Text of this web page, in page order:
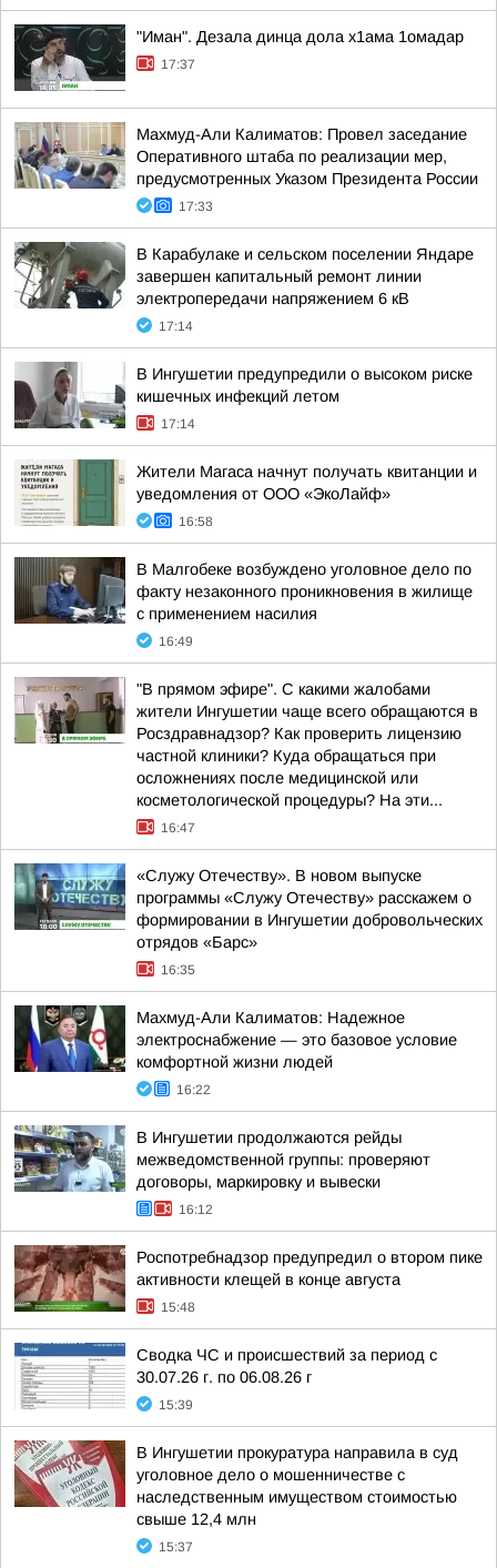
"Иман". Дезала динца дола х1ама 1омадар
17:37
Махмуд-Али Калиматов: Провел заседание
Оперативного штаба по реализации мер,
предусмотренных Указом Президента России
17:33
В Карабулаке и сельском поселении Яндаре
завершен капитальный ремонт линии
электропередачи напряжением 6 кВ
17:14
В Ингушетии предупредили о высоком риске
кишечных инфекций летом
17:14
Жители Магаса начнут получать квитанции и
уведомления от ООО «ЭкоЛайф»
16:58
В Малгобеке возбуждено уголовное дело по
факту незаконного проникновения в жилище
с применением насилия
16:49
"В прямом эфире". С какими жалобами
жители Ингушетии чаще всего обращаются в
Росздравнадзор? Как проверить лицензию
частной клиники? Куда обращаться при
осложнениях после медицинской или
косметологической процедуры? На эти...
16:47
«Служу Отечеству». В новом выпуске
программы «Служу Отечеству» расскажем о
формировании в Ингушетии добровольческих
отрядов «Барс»
16:35
Махмуд-Али Калиматов: Надежное
электроснабжение — это базовое условие
комфортной жизни людей
16:22
В Ингушетии продолжаются рейды
межведомственной группы: проверяют
договоры, маркировку и вывески
16:12
Роспотребнадзор предупредил о втором пике
активности клещей в конце августа
15:48
Сводка ЧС и происшествий за период с
30.07.26 г. по 06.08.26 г
15:39
В Ингушетии прокуратура направила в суд
уголовное дело о мошенничестве с
наследственным имуществом стоимостью
свыше 12,4 млн
15:37